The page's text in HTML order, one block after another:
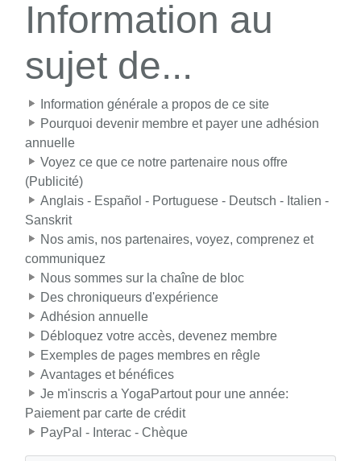
Information au
sujet de...
Information générale a propos de ce site
Pourquoi devenir membre et payer une adhésion
annuelle
Voyez ce que ce notre partenaire nous offre
(Publicité)
Anglais - Español - Portuguese - Deutsch - Italien -
Sanskrit
Nos amis, nos partenaires, voyez, comprenez et
communiquez
Nous sommes sur la chaîne de bloc
Des chroniqueurs d'expérience
Adhésion annuelle
Débloquez votre accès, devenez membre
Exemples de pages membres en rêgle
Avantages et bénéfices
Je m'inscris a YogaPartout pour une année:
Paiement par carte de crédit
PayPal - Interac - Chèque